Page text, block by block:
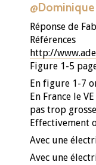
Réponse de
Références
http://
Figure 1-5
En figure 1-7
En France le
pas trop
Effectivement
Avec une
Avec une